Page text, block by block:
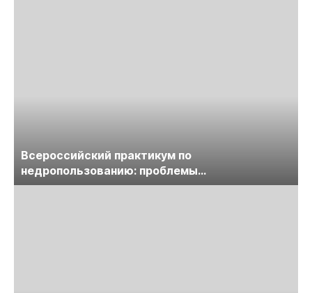
Всероссийский практикум по
недропользованию: проблемы
лицензирования, цифровизации, экспертизы